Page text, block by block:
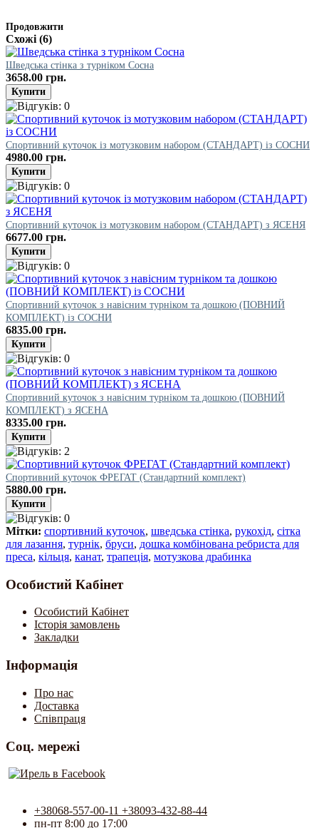
Продовжити
Схожі (6)
Шведська стінка з турніком Сосна
3658.00 грн.
Спортивний куточок із мотузковим набором (СТАНДАРТ) із СОСНИ
4980.00 грн.
Спортивний куточок із мотузковим набором (СТАНДАРТ) з ЯСЕНЯ
6677.00 грн.
Спортивний куточок з навісним турніком та дошкою (ПОВНИЙ
КОМПЛЕКТ) із СОСНИ
6835.00 грн.
Спортивний куточок з навісним турніком та дошкою (ПОВНИЙ
КОМПЛЕКТ) з ЯСЕНА
8335.00 грн.
Спортивний куточок ФРЕГАТ (Стандартний комплект)
5880.00 грн.
Мітки: спортивний куточок, шведська стінка, рукохід, сітка
для лазання, турнік, бруси, дошка комбінована ребриста для
преса, кільця, канат, трапеція, мотузкова драбинка
Особистий Кабінет
Особистий Кабінет
Історія замовлень
Закладки
Інформація
Про нас
Доставка
Співпраця
Соц. мережі
+38068-557-00-11 +38093-432-88-44
пн-пт 8:00 до 17:00